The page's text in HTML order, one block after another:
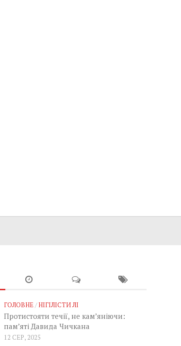
ГОЛОВНЕ/НІГІЛІСТИ ЛІ
Протистояти течії, не кам’яніючи:
пам’яті Давида Чичкана
12 СЕР, 2025